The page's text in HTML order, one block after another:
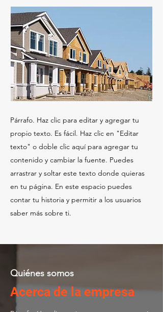
Párrafo. Haz clic para editar y agregar tu
propio texto. Es fácil. Haz clic en "Editar
texto" o doble clic aquí para agregar tu
contenido y cambiar la fuente. Puedes
arrastrar y soltar este texto donde quieras
en tu página. En este espacio puedes
contar tu historia y permitir a los usuarios
saber más sobre ti.
Quiénes somos
Acerca de la empresa